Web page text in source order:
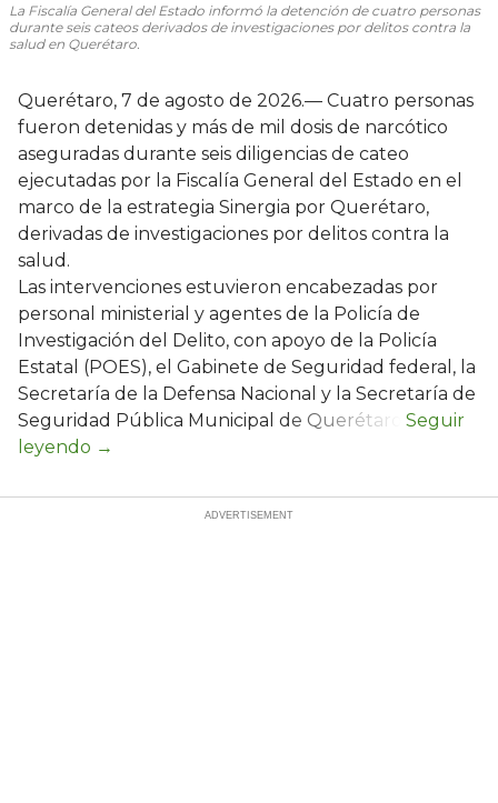
La Fiscalía General del Estado informó la detención de cuatro personas
durante seis cateos derivados de investigaciones por delitos contra la
salud en Querétaro.
Querétaro, 7 de agosto de 2026.— Cuatro personas
fueron detenidas y más de mil dosis de narcótico
aseguradas durante seis diligencias de cateo
ejecutadas por la Fiscalía General del Estado en el
marco de la estrategia Sinergia por Querétaro,
derivadas de investigaciones por delitos contra la
salud.
Las intervenciones estuvieron encabezadas por
personal ministerial y agentes de la Policía de
Investigación del Delito, con apoyo de la Policía
Estatal (POES), el Gabinete de Seguridad federal, la
Secretaría de la Defensa Nacional y la Secretaría de
Seguridad Pública Municipal de Querétaro.